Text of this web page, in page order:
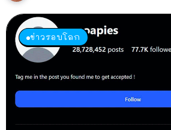
ข่าวรอบโลก